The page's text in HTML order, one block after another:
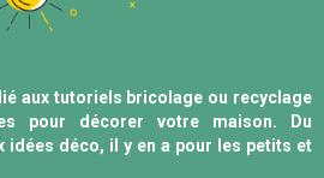
aux tutoriels bricolage ou recyclage
pour décorer votre maison. Du
idées déco, il y en a pour les petits et